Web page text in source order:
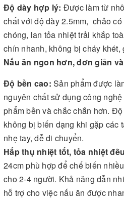
Độ dày hợp lý: Được làm từ
chất với độ dày 2.5mm, chảo
chóng, lan tỏa nhiệt trải khắp
chín nhanh, không bị cháy
Nấu ăn ngon hơn, đơn giản
Độ bền cao: Sản phẩm được
nguyên chất sử dụng công
phẩm bền và chắc chắn hơn.
không bị biến dạng khi gặp các
nhẹ tay, dễ di chuyển.
Hấp thụ nhiệt tốt, tỏa nhiệt đều
24cm phù hợp để chế biến
cho 2-4 người. Khả năng dẫn
hỗ trợ cho việc nấu ăn được